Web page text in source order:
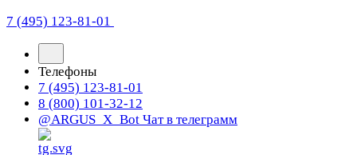
7 (495) 123-81-01
Телефоны
7 (495) 123-81-01
8 (800) 101-32-12
@ARGUS_X_Bot Чат в телеграмм